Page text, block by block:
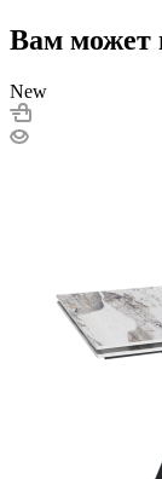
Вам может
New